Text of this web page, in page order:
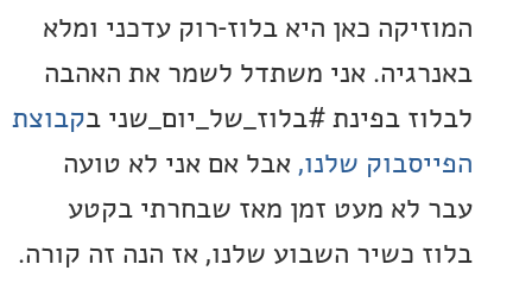
כאן היא בלוז-רוק עדכני ומלא
אני משתדל לשמר את האהבה
בפינת #בלוז_של_יום_שני בקבוצת
שלנו,אבל אם אני לא טועה
מעט זמן מאז שבחרתי בקטע
כשיר השבוע שלנו, אז הנה זה קורה.